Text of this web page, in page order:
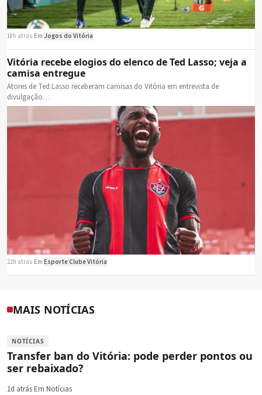
18h atrás Em Jogos do Vitória
Vitória recebe elogios do elenco de Ted Lasso; veja a
camisa entregue
Atores de Ted Lasso receberam camisas do Vitória em entrevista de
divulgação…
22h atrás Em Esporte Clube Vitória
MAIS NOTÍCIAS
NOTÍCIAS
Transfer ban do Vitória: pode perder pontos ou
ser rebaixado?
1d atrás·Em Notícias